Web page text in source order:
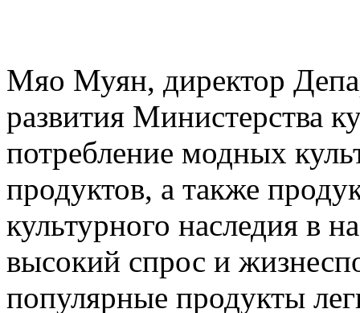
Мяо Муян, директор
развития Министерства
потребление модных
продуктов, а также
культурного наследия в
высокий спрос и
популярные продукты